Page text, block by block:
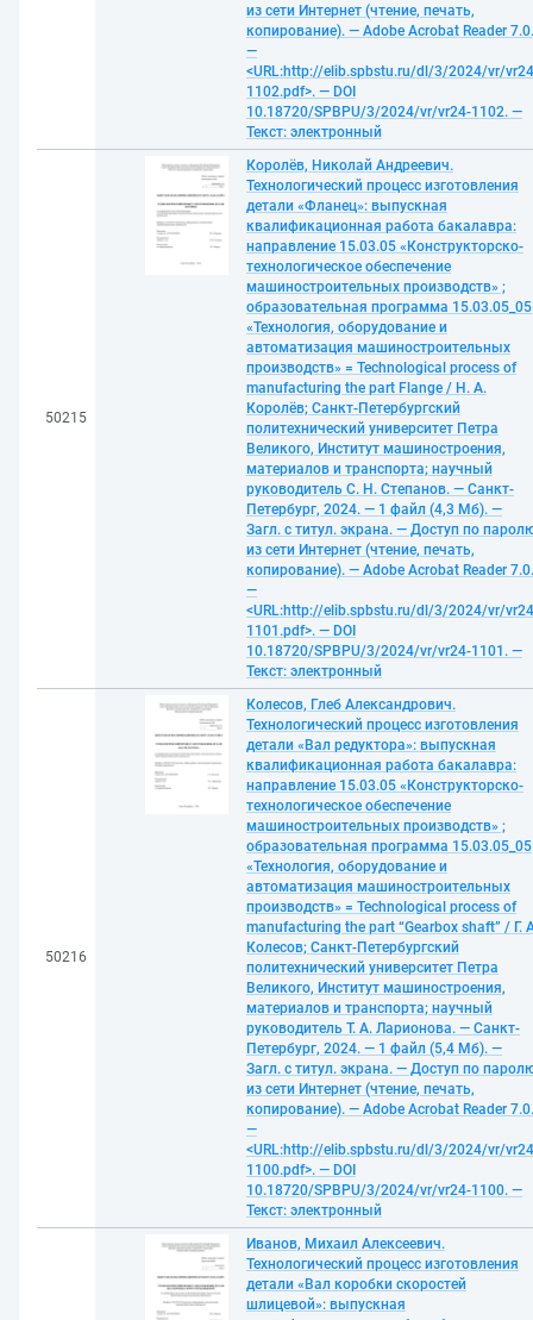
из сети Интернет (чтение, печать,
копирование). — Adobe Acrobat Reader 7.0.
—
<URL:http://elib.spbstu.ru/dl/3/2024/vr/
1102.pdf>. — DOI
10.18720/SPBPU/3/2024/vr/vr24-1102. —
Текст: электронный
50215
Королёв, Николай Андреевич.
Технологический процесс изготовления
детали «Фланец»: выпускная
квалификационная работа бакалавра:
направление 15.03.05 «Конструкторско-
технологическое обеспечение
машиностроительных производств» ;
образовательная программа 15.03.05_05
«Технология, оборудование и
автоматизация машиностроительных
производств» = Technological process of
manufacturing the part Flange / Н. А.
Королёв; Санкт-Петербургский
политехнический университет Петра
Великого, Институт машиностроения,
материалов и транспорта; научный
руководитель С. Н. Степанов. — Санкт-
Петербург, 2024. — 1 файл (4,3 Мб). —
Загл. с титул. экрана. — Доступ по
из сети Интернет (чтение, печать,
копирование). — Adobe Acrobat Reader 7.0.
—
<URL:http://elib.spbstu.ru/dl/3/2024/vr/
1101.pdf>. — DOI
10.18720/SPBPU/3/2024/vr/vr24-1101. —
Текст: электронный
50216
Колесов, Глеб Александрович.
Технологический процесс изготовления
детали «Вал редуктора»: выпускная
квалификационная работа бакалавра:
направление 15.03.05 «Конструкторско-
технологическое обеспечение
машиностроительных производств» ;
образовательная программа 15.03.05_05
«Технология, оборудование и
автоматизация машиностроительных
производств» = Technological process of
manufacturing the part “Gearbox shaft” / Г.
Колесов; Санкт-Петербургский
политехнический университет Петра
Великого, Институт машиностроения,
материалов и транспорта; научный
руководитель Т. А. Ларионова. — Санкт-
Петербург, 2024. — 1 файл (5,4 Мб). —
Загл. с титул. экрана. — Доступ по
из сети Интернет (чтение, печать,
копирование). — Adobe Acrobat Reader 7.0.
—
<URL:http://elib.spbstu.ru/dl/3/2024/vr/
1100.pdf>. — DOI
10.18720/SPBPU/3/2024/vr/vr24-1100. —
Текст: электронный
Иванов, Михаил Алексеевич.
Технологический процесс изготовления
детали «Вал коробки скоростей
шлицевой»: выпускная